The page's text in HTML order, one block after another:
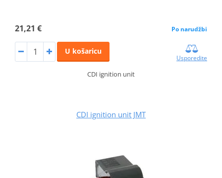
21,21 € Po narudžbi
U košaricu
Usporedite
CDI ignition unit
CDI ignition unit JMT